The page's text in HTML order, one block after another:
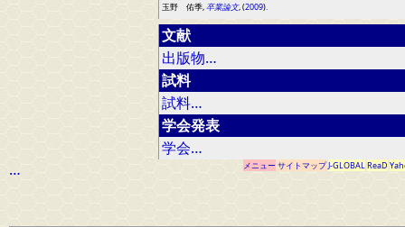
玉野 佑季,卒業論文, (2009).
文献
出版物…
試料
試料…
学会発表
学会…
…
メニューサイトマップJ-GLOBALReaD